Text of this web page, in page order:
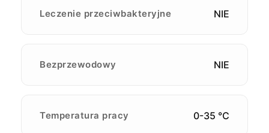
Leczenie przeciwbakteryjne NIE
Bezprzewodowy NIE
Temperatura pracy 0-35 ℃